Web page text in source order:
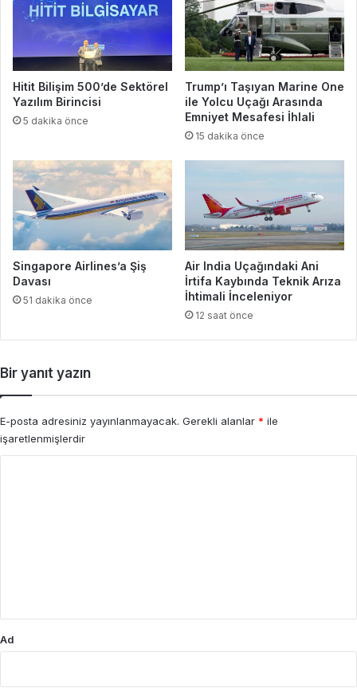
Hitit Bilişim 500’de Sektörel
Yazılım Birincisi
5 dakika önce
Trump’ı Taşıyan Marine One
ile Yolcu Uçağı Arasında
Emniyet Mesafesi İhlali
15 dakika önce
Singapore Airlines’a Şiş
Davası
51 dakika önce
Air India Uçağındaki Ani
İrtifa Kaybında Teknik Arıza
İhtimali İnceleniyor
12 saat önce
Bir yanıt yazın
E-posta adresiniz yayınlanmayacak. Gerekli alanlar * ile
işaretlenmişlerdir
Ad